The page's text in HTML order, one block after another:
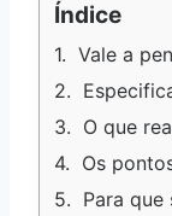
Índice
Vale a pena
O que
Os
Para que